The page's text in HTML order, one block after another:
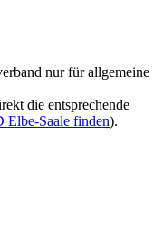
nur für allgemeine
die entsprechende
Elbe-Saale finden).